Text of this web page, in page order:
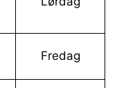
fredag